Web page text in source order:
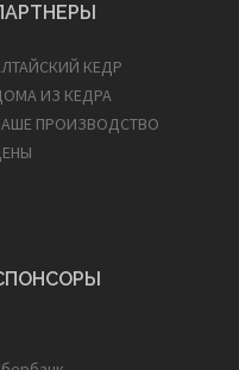
КЕДР
ИЗ КЕДРА
ПРОИЗВОДСТВО